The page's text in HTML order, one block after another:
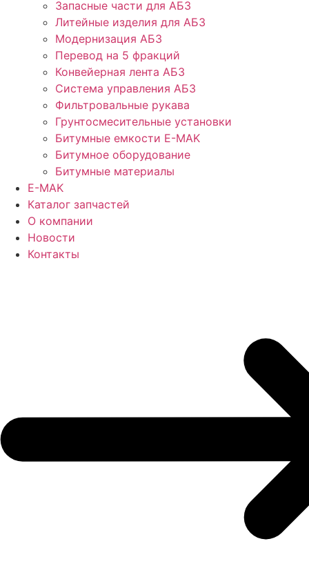
Запасные части для АБЗ
Литейные изделия для АБЗ
Модернизация АБЗ
Перевод на 5 фракций
Конвейерная лента АБЗ
Система управления АБЗ
Фильтровальные рукава
Грунтосмесительные установки
Битумные емкости E-MAK
Битумное оборудование
Битумные материалы
E-MAK
Каталог запчастей
О компании
Новости
Контакты